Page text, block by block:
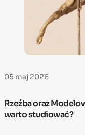
05 maj 2026
Rzeźba oraz
warto studiować?